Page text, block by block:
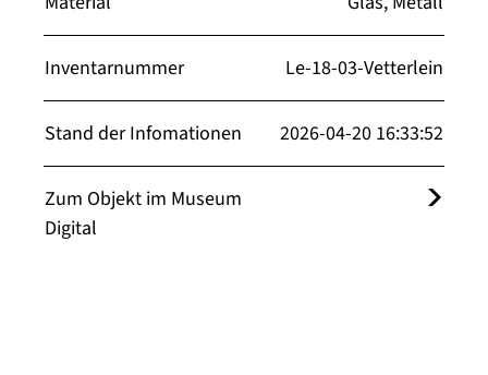
Inventarnummer Le-18-03-Vetterlein
Stand der Infomationen 2026-04-20 16:33:52
Zum Objekt im Museum
Digital